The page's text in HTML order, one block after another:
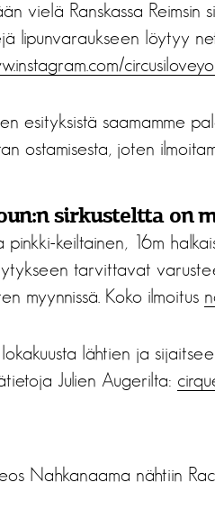
vielä Ranskassa Reimsin
lipunvaraukseen löytyy
esityksistä saamamme
ostamisesta, joten
sirkusteltta on
pinkki-keiltainen, 16m
tarvittavat
myynnissä. Koko ilmoitus
lähtien ja
Julien Augerilta:
Nahkanaama nähtiin